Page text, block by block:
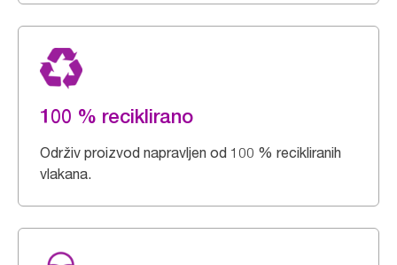
100 % reciklirano
Održiv proizvod napravljen od 100 % recikliranih
vlakana.